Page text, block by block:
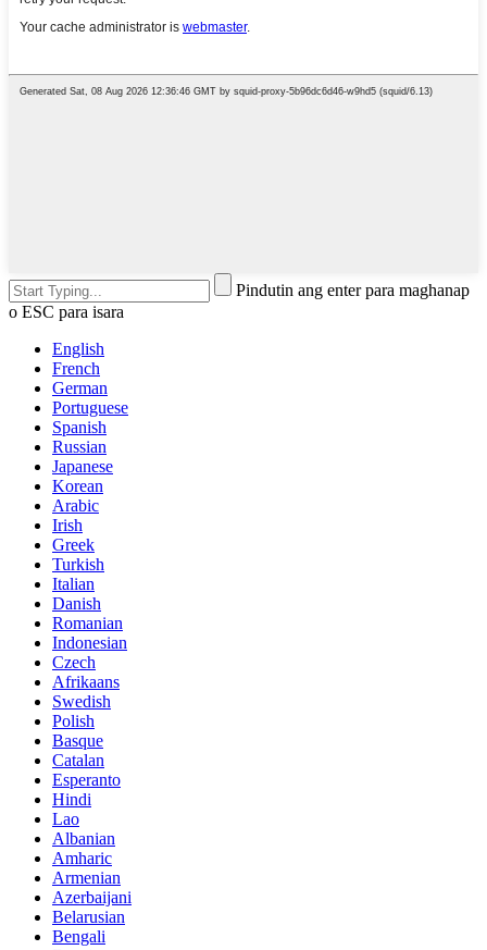
Pindutin ang enter para maghanap
o ESC para isara
English
French
German
Portuguese
Spanish
Russian
Japanese
Korean
Arabic
Irish
Greek
Turkish
Italian
Danish
Romanian
Indonesian
Czech
Afrikaans
Swedish
Polish
Basque
Catalan
Esperanto
Hindi
Lao
Albanian
Amharic
Armenian
Azerbaijani
Belarusian
Bengali